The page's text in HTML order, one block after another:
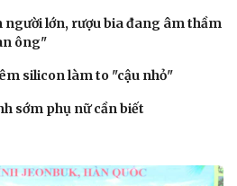
người lớn, rượu bia đang âm thầm
ông"
silicon làm to "cậu nhỏ"
sớm phụ nữ cần biết